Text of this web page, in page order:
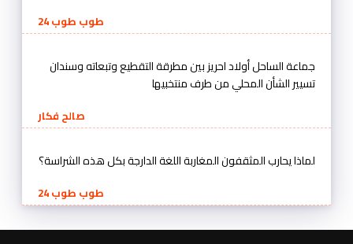
طوب طوب 24
جماعة الساحل أولاد احريز بين مطرقة التقطيع وتبعاته وسندان
تسيير الشأن المحلي من طرف منتخبيها
صالح فكار
لماذا يحارب المثقفون المغاربة اللغة الدارجة بكل هذه الشراسة؟
طوب طوب 24